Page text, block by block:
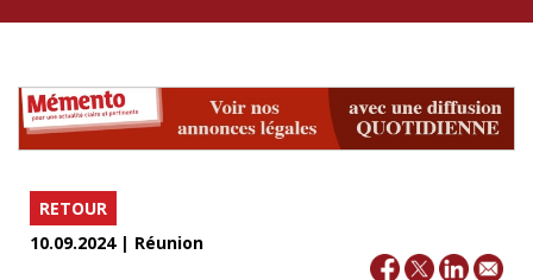
RETOUR
10.09.2024 | Réunion